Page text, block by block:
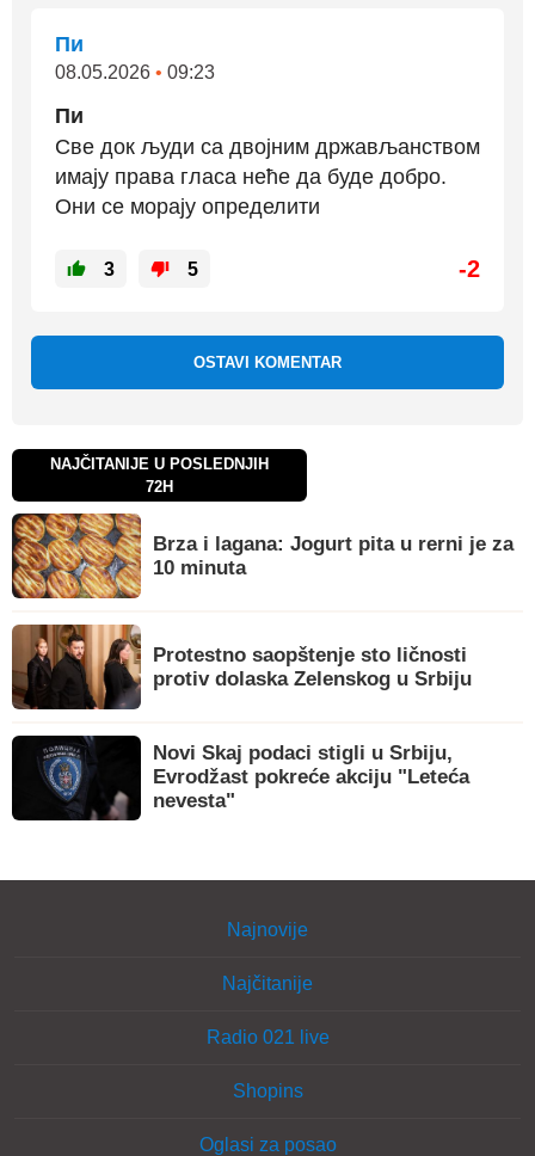
Пи
08.05.2026 • 09:23
Пи
Све док људи са двојним држављанством
имају права гласа неће да буде добро.
Они се морају определити
3 5 -2
OSTAVI KOMENTAR
NAJČITANIJE U POSLEDNJIH
72H
Brza i lagana: Jogurt pita u rerni je za
10 minuta
Protestno saopštenje sto ličnosti
protiv dolaska Zelenskog u Srbiju
Novi Skaj podaci stigli u Srbiju,
Evrodžast pokreće akciju "Leteća
nevesta"
Najnovije
Najčitanije
Radio 021 live
Shopins
Oglasi za posao